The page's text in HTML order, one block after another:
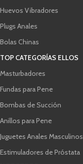
Huevos Vibradores
Plugs Anales
Bolas Chinas
TOP CATEGORÍAS ELLOS
Masturbadores
Fundas para Pene
Bombas de Succión
Anillos para Pene
Juguetes Anales Masculinos
Estimuladores de Próstata